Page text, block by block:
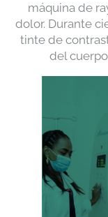
máquina de
dolor. Durante
tinte de
del